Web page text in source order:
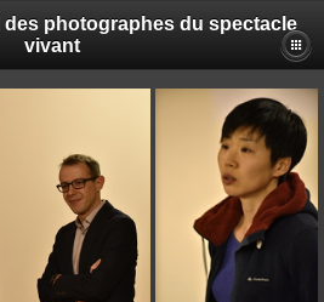
des photographes du spectacle
vivant